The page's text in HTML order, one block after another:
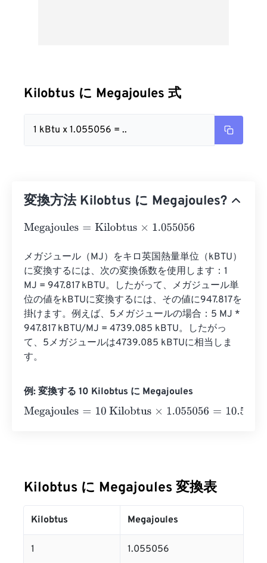
Kilobtus に Megajoules 式
1 kBtu x 1.055056 = ..
変換方法 Kilobtus に Megajoules?
Megajoules= Kilobtus×1.055056
メガジュール（MJ）をキロ英国熱量単位（kBTU）
に変換するには、次の変換係数を使用します：1
MJ = 947.817 kBTU。したがって、メガジュール単
位の値をkBTUに変換するには、その値に947.817を
掛けます。例えば、5メガジュールの場合：5 MJ *
947.817 kBTU/MJ = 4739.085 kBTU。したがっ
て、5メガジュールは4739.085 kBTUに相当しま
す。
例: 変換する 10 Kilobtus に Megajoules
Megajoules= 10 Kilobtus×1.055056=10.55056
Kilobtus に Megajoules 変換表
Kilobtus Megajoules
1 1.055056